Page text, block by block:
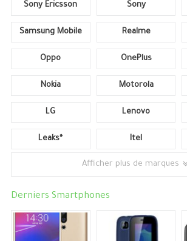
Sony Ericsson Sony
Samsung Mobile Realme
Oppo OnePlus
Nokia Motorola
LG Lenovo
Leaks* Itel
Afficher plus de marques
Derniers Smartphones